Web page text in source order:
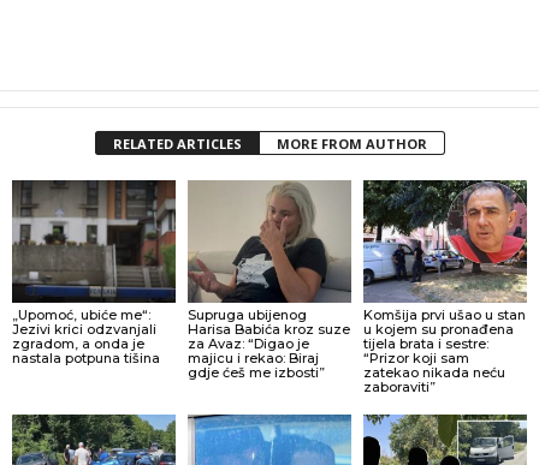
RELATED ARTICLES MORE FROM AUTHOR
„Upomoć, ubiće me“:
Jezivi krici odzvanjali
zgradom, a onda je
nastala potpuna tišina
Supruga ubijenog
Harisa Babića kroz suze
za Avaz: “Digao je
majicu i rekao: Biraj
gdje ćeš me izbosti”
Komšija prvi ušao u stan
u kojem su pronađena
tijela brata i sestre:
“Prizor koji sam
zatekao nikada neću
zaboraviti”